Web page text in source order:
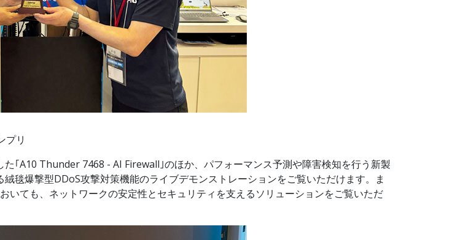
プリ
｢A10 Thunder 7468 - AI Firewall｣のほか、パフォーマンス予測や障害検知を行う新製
毯爆撃型DDoS攻撃対策機能のライブデモンストレーションをご覧いただけます。ま
ても、ネットワークの安定性とセキュリティを支えるソリューションをご覧いただ